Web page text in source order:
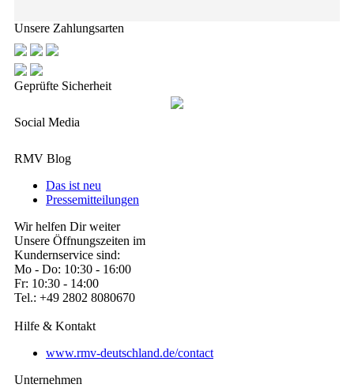
Unsere Zahlungsarten
Geprüfte Sicherheit
Social Media
RMV Blog
Das ist neu
Pressemitteilungen
Wir helfen Dir weiter
Unsere Öffnungszeiten im
Kundernservice sind:
Mo - Do: 10:30 - 16:00
Fr: 10:30 - 14:00
Tel.: +49 2802 8080670
Hilfe & Kontakt
www.rmv-deutschland.de/contact
Unternehmen